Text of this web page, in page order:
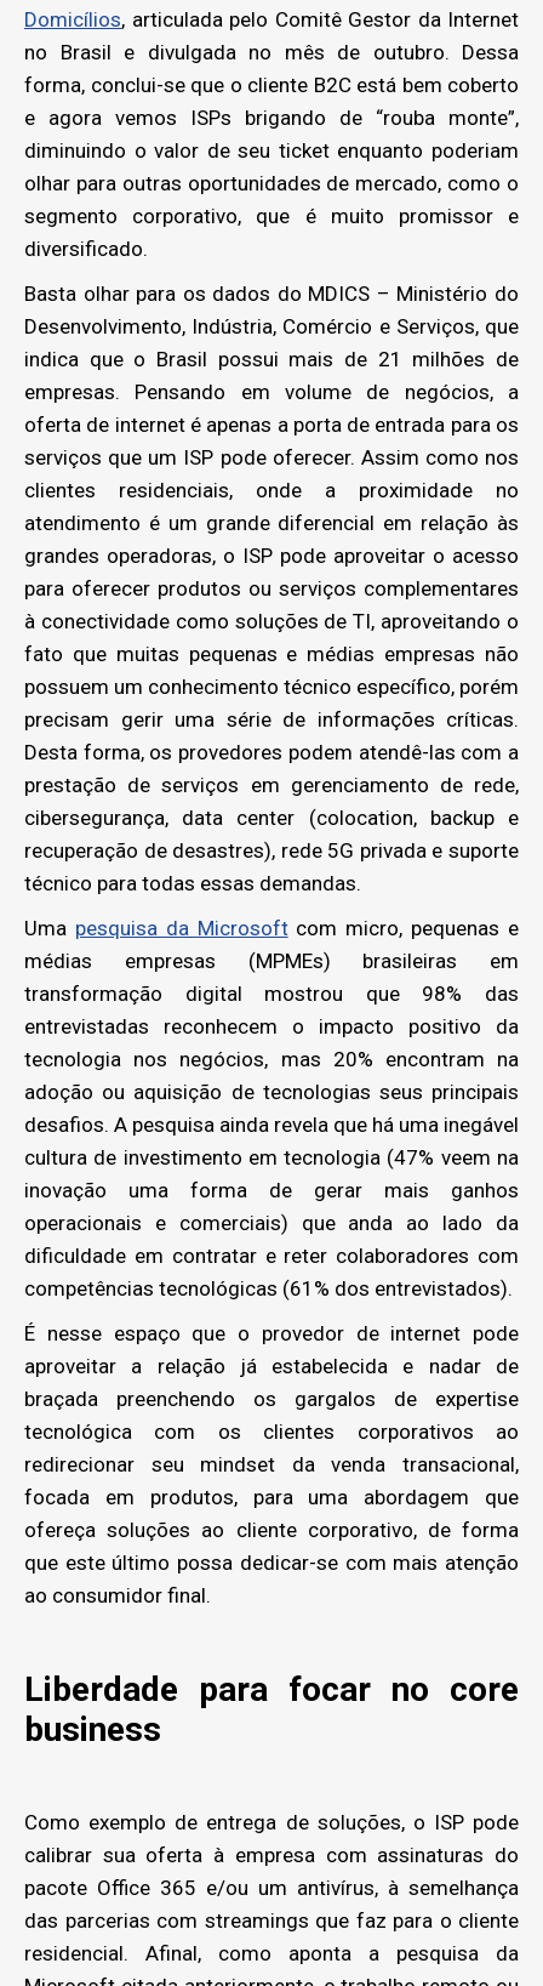
Domicílios, articulada pelo Comitê Gestor da Internet
no Brasil e divulgada no mês de outubro. Dessa
forma, conclui-se que o cliente B2C está bem coberto
e agora vemos ISPs brigando de “rouba monte”,
diminuindo o valor de seu ticket enquanto poderiam
olhar para outras oportunidades de mercado, como o
segmento corporativo, que é muito promissor e
diversificado.
Basta olhar para os dados do MDICS – Ministério do
Desenvolvimento, Indústria, Comércio e Serviços, que
indica que o Brasil possui mais de 21 milhões de
empresas. Pensando em volume de negócios, a
oferta de internet é apenas a porta de entrada para os
serviços que um ISP pode oferecer. Assim como nos
clientes residenciais, onde a proximidade no
atendimento é um grande diferencial em relação às
grandes operadoras, o ISP pode aproveitar o acesso
para oferecer produtos ou serviços complementares
à conectividade como soluções de TI, aproveitando o
fato que muitas pequenas e médias empresas não
possuem um conhecimento técnico específico, porém
precisam gerir uma série de informações críticas.
Desta forma, os provedores podem atendê-las com a
prestação de serviços em gerenciamento de rede,
cibersegurança, data center (colocation, backup e
recuperação de desastres), rede 5G privada e suporte
técnico para todas essas demandas.
Uma pesquisa da Microsoftcom micro, pequenas e
médias empresas (MPMEs) brasileiras em
transformação digital mostrou que 98% das
entrevistadas reconhecem o impacto positivo da
tecnologia nos negócios, mas 20% encontram na
adoção ou aquisição de tecnologias seus principais
desafios. A pesquisa ainda revela que há uma inegável
cultura de investimento em tecnologia (47% veem na
inovação uma forma de gerar mais ganhos
operacionais e comerciais) que anda ao lado da
dificuldade em contratar e reter colaboradores com
competências tecnológicas (61% dos entrevistados).
É nesse espaço que o provedor de internet pode
aproveitar a relação já estabelecida e nadar de
braçada preenchendo os gargalos de expertise
tecnológica com os clientes corporativos ao
redirecionar seu mindset da venda transacional,
focada em produtos, para uma abordagem que
ofereça soluções ao cliente corporativo, de forma
que este último possa dedicar-se com mais atenção
ao consumidor final.
Liberdade para focar no core
business
Como exemplo de entrega de soluções, o ISP pode
calibrar sua oferta à empresa com assinaturas do
pacote Office 365 e/ou um antivírus, à semelhança
das parcerias com streamings que faz para o cliente
residencial. Afinal, como aponta a pesquisa da